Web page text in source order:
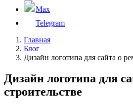
Max
Telegram
Главная
Блог
Дизайн логотипа для сайта о
Дизайн логотипа для
строительстве